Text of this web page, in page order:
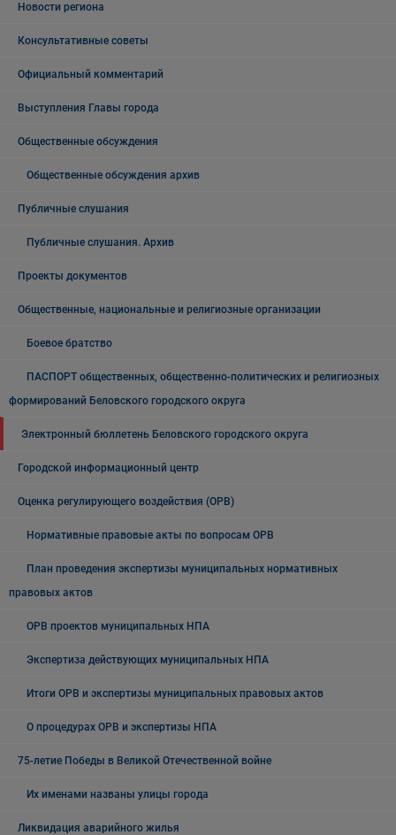
Новости региона
Консультативные советы
Официальный комментарий
Выступления Главы города
Общественные обсуждения
Общественные обсуждения архив
Публичные слушания
Публичные слушания. Архив
Проекты документов
Общественные, национальные и религиозные организации
Боевое братство
ПАСПОРТ общественных, общественно-политических и религиозных
формирований Беловского городского округа
Электронный бюллетень Беловского городского округа
Городской информационный центр
Оценка регулирующего воздействия (ОРВ)
Нормативные правовые акты по вопросам ОРВ
План проведения экспертизы муниципальных нормативных
правовых актов
ОРВ проектов муниципальных НПА
Экспертиза действующих муниципальных НПА
Итоги ОРВ и экспертизы муниципальных правовых актов
О процедурах ОРВ и экспертизы НПА
75-летие Победы в Великой Отечественной войне
Их именами названы улицы города
Ликвидация аварийного жилья